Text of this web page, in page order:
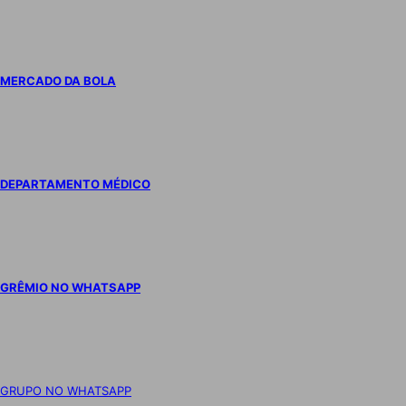
MERCADO DA BOLA
DEPARTAMENTO MÉDICO
GRÊMIO NO WHATSAPP
GRUPO NO WHATSAPP